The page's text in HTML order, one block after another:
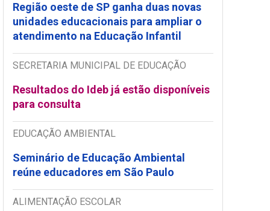
Região oeste de SP ganha duas novas
unidades educacionais para ampliar o
atendimento na Educação Infantil
SECRETARIA MUNICIPAL DE EDUCAÇÃO
Resultados do Ideb já estão disponíveis
para consulta
EDUCAÇÃO AMBIENTAL
Seminário de Educação Ambiental
reúne educadores em São Paulo
ALIMENTAÇÃO ESCOLAR